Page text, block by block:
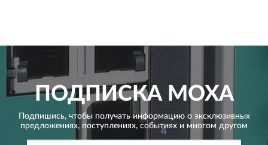
ПОДПИСКАMOXA
Подпишись, чтобы получать информацию о эксклюзивных
предложениях, поступлениях, событиях и многом другом